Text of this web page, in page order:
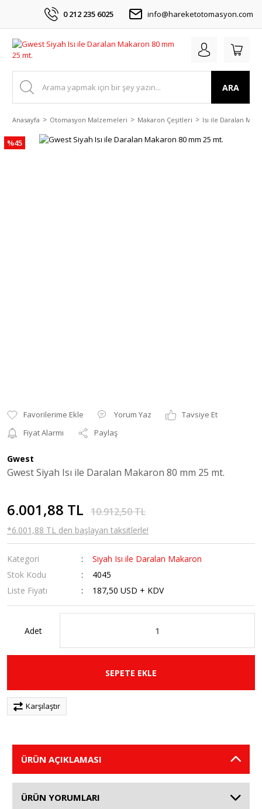
0 212 235 6025 info@hareketotomasyon.com
ARA
Anasayfa Otomasyon Malzemeleri Makaron Çeşitleri Isı ile Daralan
%45
Yorum Yaz
Tavsiye Et
Fiyat Alarmı
Paylaş
Gwest
Gwest Siyah Isı ile Daralan Makaron 80 mm 25 mt.
6.001,88 TL 10.912,50 TL
*6.001,88 TL den başlayan taksitlerle!
Kategori
Siyah Isı ile Daralan Makaron
Stok Kodu
4045
Liste Fiyatı
187,50 USD + KDV
Adet
SEPETE EKLE
Karşılaştır
ÜRÜN AÇIKLAMASI
ÜRÜN YORUMLARI